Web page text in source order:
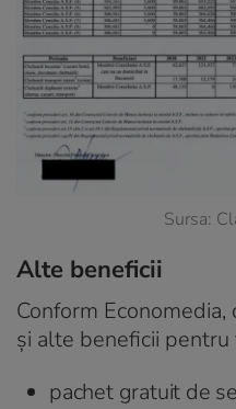
Sursa:
Alte beneficii
Conform
și alte beneficii pentru
pachet gratuit de